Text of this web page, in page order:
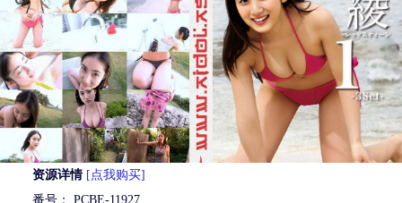
资源详情 [点我购买]
番号： PCBE-11927